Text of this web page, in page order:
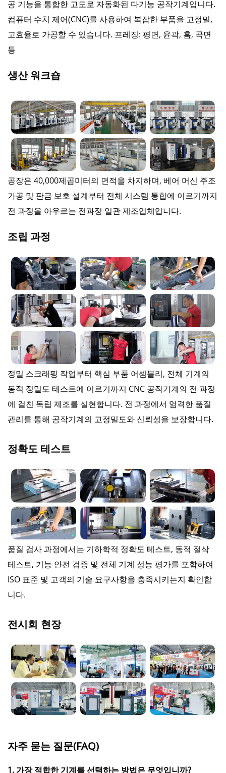
공 기능을 통합한 고도로 자동화된 다기능 공작기계입니다.
컴퓨터 수치 제어(CNC)를 사용하여 복잡한 부품을 고정밀,
고효율로 가공할 수 있습니다. 프레징: 평면, 윤곽, 홈, 곡면
등
생산 워크숍
공장은 40,000제곱미터의 면적을 차지하며, 베어 머신 주조
가공 및 판금 보호 설계부터 전체 시스템 통합에 이르기까지
전 과정을 아우르는 전과정 일관 제조업체입니다.
조립 과정
정밀 스크래핑 작업부터 핵심 부품 어셈블리, 전체 기계의
동적 정밀도 테스트에 이르기까지 CNC 공작기계의 전 과정
에 걸친 독립 제조를 실현합니다. 전 과정에서 엄격한 품질
관리를 통해 공작기계의 고정밀도와 신뢰성을 보장합니다.
정확도 테스트
품질 검사 과정에서는 기하학적 정확도 테스트, 동적 절삭
테스트, 기능 안전 검증 및 전체 기계 성능 평가를 포함하여
ISO 표준 및 고객의 기술 요구사항을 충족시키는지 확인합
니다.
전시회 현장
자주 묻는 질문(FAQ)
1. 가장 적합한 기계를 선택하는 방법은 무엇입니까?